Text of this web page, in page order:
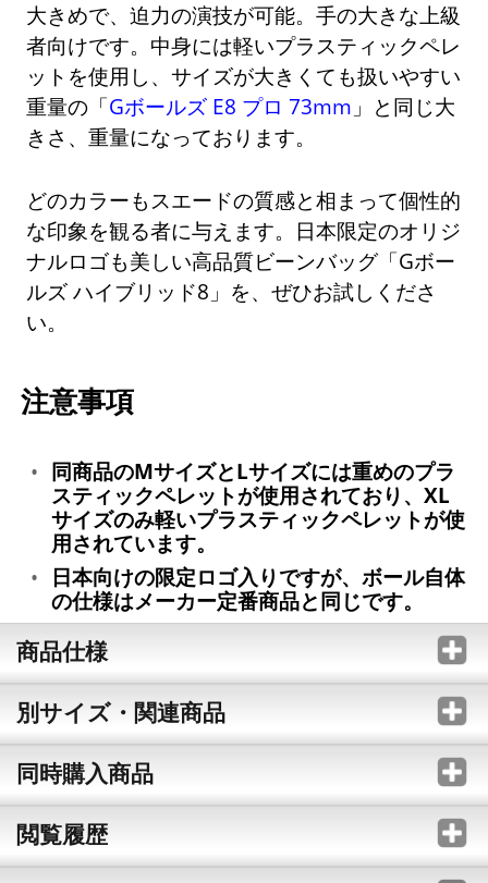
大きめで、迫力の演技が可能。手の大きな上級
者向けです。中身には軽いプラスティックペレ
ットを使用し、サイズが大きくても扱いやすい
重量の「Gボールズ E8 プロ 73mm 」と同じ大
きさ、重量になっております。
どのカラーもスエードの質感と相まって個性的
な印象を観る者に与えます。日本限定のオリジ
ナルロゴも美しい高品質ビーンバッグ「Gボー
ルズ ハイブリッド8」を、ぜひお試しくださ
い。
注意事項
同商品のMサイズとLサイズには重めのプラ
スティックペレットが使用されており、XL
サイズのみ軽いプラスティックペレットが使
用されています。
日本向けの限定ロゴ入りですが、ボール自体
の仕様はメーカー定番商品と同じです。
商品仕様
別サイズ・関連商品
同時購入商品
閲覧履歴